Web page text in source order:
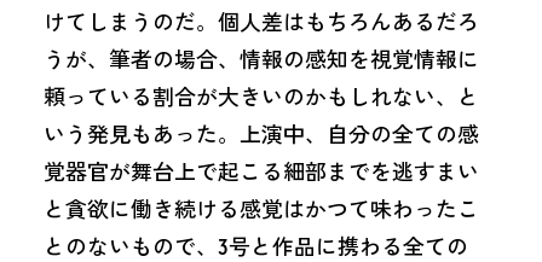
けてしまうのだ。個人差はもちろんあるだろ
うが、筆者の場合、情報の感知を視覚情報に
頼っている割合が大きいのかもしれない、と
いう発見もあった。上演中、自分の全ての感
覚器官が舞台上で起こる細部までを逃すまい
と貪欲に働き続ける感覚はかつて味わったこ
とのないもので、3号と作品に携わる全ての